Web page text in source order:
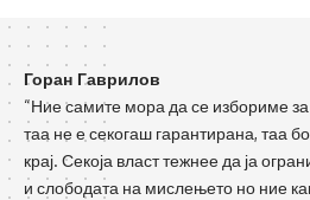
Горан Гаврилов
“Ние самите мора да се избориме
таа не е секогаш гарантирана, таа
крај. Секоја власт тежнее да ја
и слободата на мислењето но ние